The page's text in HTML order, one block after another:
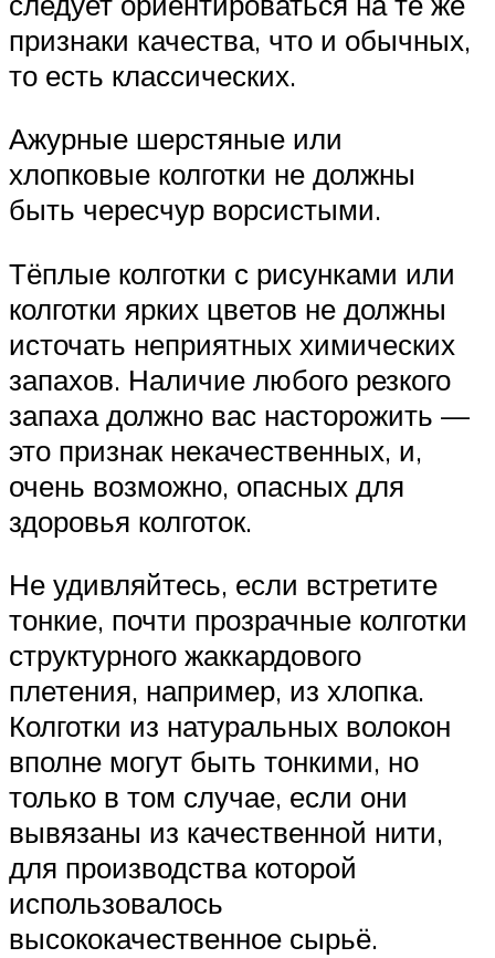
признаки качества, что и обычных,
то есть классических.
Ажурные шерстяные или
хлопковые колготки не должны
быть чересчур ворсистыми.
Тёплые колготки с рисунками или
колготки ярких цветов не должны
источать неприятных химических
запахов. Наличие любого резкого
запаха должно вас насторожить —
это признак некачественных, и,
очень возможно, опасных для
здоровья колготок.
Не удивляйтесь, если встретите
тонкие, почти прозрачные колготки
структурного жаккардового
плетения, например, из хлопка.
Колготки из натуральных волокон
вполне могут быть тонкими, но
только в том случае, если они
вывязаны из качественной нити,
для производства которой
использовалось
высококачественное сырьё.